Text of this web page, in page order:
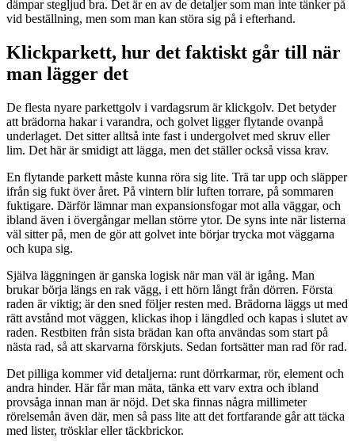
dämpar stegljud bra. Det är en av de detaljer som man inte tänker på
vid beställning, men som man kan störa sig på i efterhand.
Klickparkett, hur det faktiskt går till när
man lägger det
De flesta nyare parkettgolv i vardagsrum är klickgolv. Det betyder
att brädorna hakar i varandra, och golvet ligger flytande ovanpå
underlaget. Det sitter alltså inte fast i undergolvet med skruv eller
lim. Det här är smidigt att lägga, men det ställer också vissa krav.
En flytande parkett måste kunna röra sig lite. Trä tar upp och släpper
ifrån sig fukt över året. På vintern blir luften torrare, på sommaren
fuktigare. Därför lämnar man expansionsfogar mot alla väggar, och
ibland även i övergångar mellan större ytor. De syns inte när listerna
väl sitter på, men de gör att golvet inte börjar trycka mot väggarna
och kupa sig.
Själva läggningen är ganska logisk när man väl är igång. Man
brukar börja längs en rak vägg, i ett hörn långt från dörren. Första
raden är viktig; är den sned följer resten med. Brädorna läggs ut med
rätt avstånd mot väggen, klickas ihop i längdled och kapas i slutet av
raden. Restbiten från sista brädan kan ofta användas som start på
nästa rad, så att skarvarna förskjuts. Sedan fortsätter man rad för rad.
Det pilliga kommer vid detaljerna: runt dörrkarmar, rör, element och
andra hinder. Här får man mäta, tänka ett varv extra och ibland
provsåga innan man är nöjd. Det ska finnas några millimeter
rörelsemån även där, men så pass lite att det fortfarande går att täcka
med lister, trösklar eller täckbrickor.